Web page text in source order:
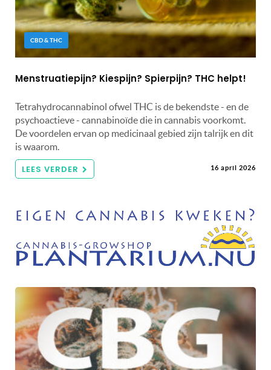
CBD & THC
Menstruatiepijn? Kiespijn? Spierpijn? THC helpt!
Tetrahydrocannabinol ofwel THC is de bekendste - en de
psychoactieve - cannabinoïde die in cannabis voorkomt.
De voordelen ervan op medicinaal gebied zijn talrijk en dit
is waarom.
LEES VERDER 16 april 2026